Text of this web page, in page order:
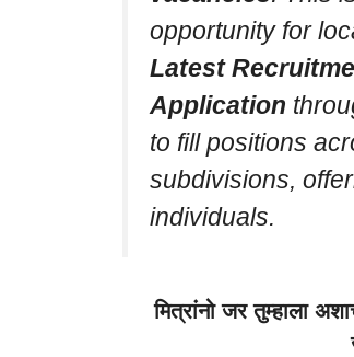
opportunity for
Latest
Application
to fill positions
subdivisions,
individuals.
मित्रांनो जर तुम्हाला